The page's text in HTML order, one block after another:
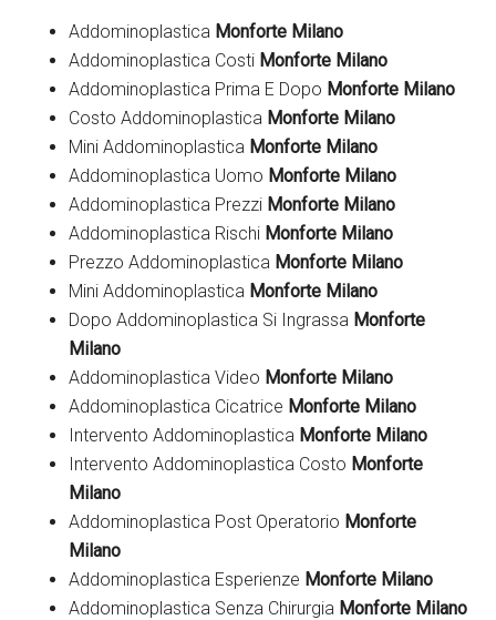
Addominoplastica Monforte Milano
Addominoplastica Costi Monforte Milano
Addominoplastica Prima E Dopo Monforte Milano
Costo Addominoplastica Monforte Milano
Mini Addominoplastica Monforte Milano
Addominoplastica Uomo Monforte Milano
Addominoplastica Prezzi Monforte Milano
Addominoplastica Rischi Monforte Milano
Prezzo Addominoplastica Monforte Milano
Mini Addominoplastica Monforte Milano
Dopo Addominoplastica Si Ingrassa Monforte
Milano
Addominoplastica Video Monforte Milano
Addominoplastica Cicatrice Monforte Milano
Intervento Addominoplastica Monforte Milano
Intervento Addominoplastica Costo Monforte
Milano
Addominoplastica Post Operatorio Monforte
Milano
Addominoplastica Esperienze Monforte Milano
Addominoplastica Senza Chirurgia Monforte Milano